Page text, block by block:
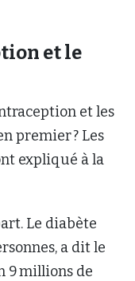
et le
et les
premier ? Les
expliqué à la
Le diabète
a dit le
9 millions de